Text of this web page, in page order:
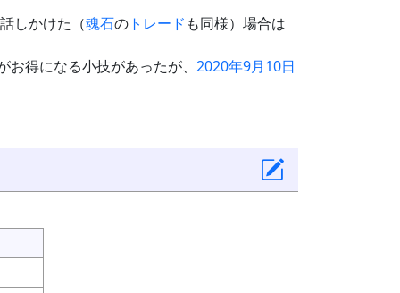
しかけた（魂石の トレード も同様）場合は
お得になる小技があったが、 2020年9月10日